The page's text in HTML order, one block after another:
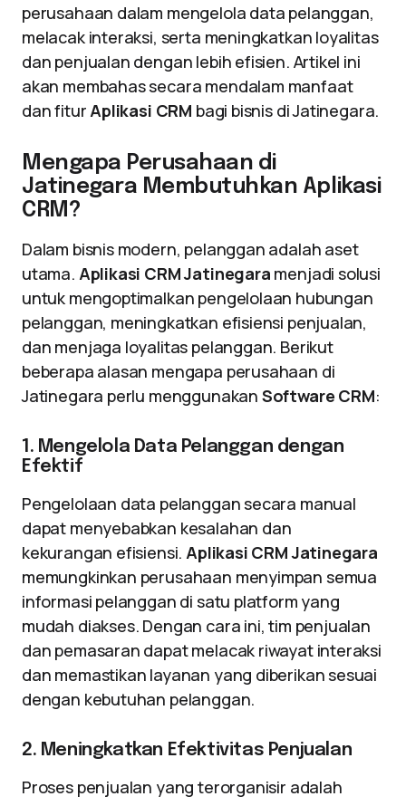
perusahaan dalam mengelola data pelanggan,
melacak interaksi, serta meningkatkan loyalitas
dan penjualan dengan lebih efisien. Artikel ini
akan membahas secara mendalam manfaat
dan fiturAplikasi CRM bagi bisnis di Jatinegara.
Mengapa Perusahaan di
Jatinegara Membutuhkan Aplikasi
CRM?
Dalam bisnis modern, pelanggan adalah aset
utama. Aplikasi CRM Jatinegara menjadi solusi
untuk mengoptimalkan pengelolaan hubungan
pelanggan, meningkatkan efisiensi penjualan,
dan menjaga loyalitas pelanggan. Berikut
beberapa alasan mengapa perusahaan di
Jatinegara perlu menggunakan Software CRM:
1. Mengelola Data Pelanggan dengan
Efektif
Pengelolaan data pelanggan secara manual
dapat menyebabkan kesalahan dan
kekurangan efisiensi.Aplikasi CRM Jatinegara
memungkinkan perusahaan menyimpan semua
informasi pelanggan di satu platform yang
mudah diakses. Dengan cara ini, tim penjualan
dan pemasaran dapat melacak riwayat interaksi
dan memastikan layanan yang diberikan sesuai
dengan kebutuhan pelanggan.
2. Meningkatkan Efektivitas Penjualan
Proses penjualan yang terorganisir adalah